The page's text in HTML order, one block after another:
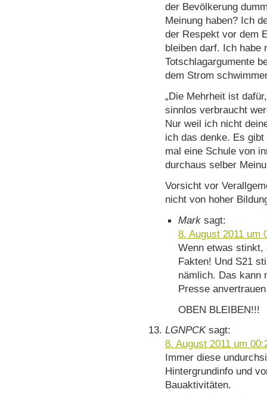
der Bevölkerung
Meinung haben? Ich
der Respekt vor dem
bleiben darf. Ich habe
Totschlagargumente
dem Strom
„Die Mehrheit ist
sinnlos verbraucht
Nur weil ich nicht
ich das denke. Es
mal eine Schule von
durchaus selber
Vorsicht vor
nicht von hoher
Mark sagt:
8. August 2011 um
Wenn etwas stinkt,
Fakten! Und S21
nämlich. Das kann
Presse
OBEN BLEIBEN!!!
LGNPCK sagt:
8. August 2011 um
Immer diese
Hintergrundinfo und
Bauaktivitäten.